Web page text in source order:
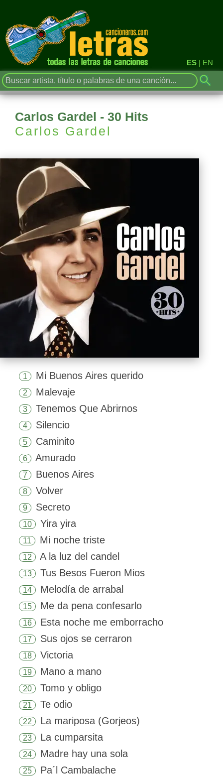
ES | EN
Carlos Gardel - 30 Hits
Carlos Gardel
1 Mi Buenos Aires querido
2 Malevaje
3 Tenemos Que Abrirnos
4 Silencio
5 Caminito
6 Amurado
7 Buenos Aires
8 Volver
9 Secreto
10 Yira yira
11 Mi noche triste
12 A la luz del candel
13 Tus Besos Fueron Mios
14 Melodía de arrabal
15 Me da pena confesarlo
16 Esta noche me emborracho
17 Sus ojos se cerraron
18 Victoria
19 Mano a mano
20 Tomo y obligo
21 Te odio
22 La mariposa (Gorjeos)
23 La cumparsita
24 Madre hay una sola
25 Pa´l Cambalache